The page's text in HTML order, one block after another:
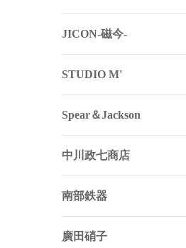
JICON-磁今-
STUDIO M'
Spear＆Jackson
中川政七商店
南部鉄器
廣田硝子